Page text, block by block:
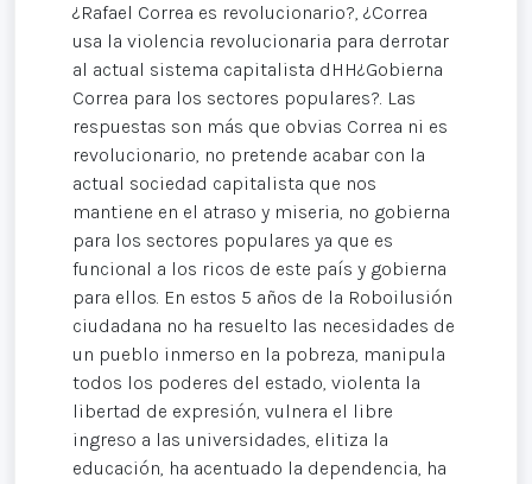
¿Rafael Correa es revolucionario?, ¿Correa
usa la violencia revolucionaria para derrotar
al actual sistema capitalista dHH¿Gobierna
Correa para los sectores populares?. Las
respuestas son más que obvias Correa ni es
revolucionario, no pretende acabar con la
actual sociedad capitalista que nos
mantiene en el atraso y miseria, no gobierna
para los sectores populares ya que es
funcional a los ricos de este país y gobierna
para ellos. En estos 5 años de la Roboilusión
ciudadana no ha resuelto las necesidades de
un pueblo inmerso en la pobreza, manipula
todos los poderes del estado, violenta la
libertad de expresión, vulnera el libre
ingreso a las universidades, elitiza la
educación, ha acentuado la dependencia, ha